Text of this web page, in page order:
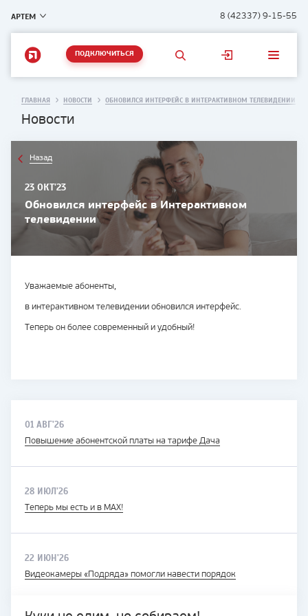
АРТЕМ 8 (42337) 9-15-55
ПОДКЛЮЧИТЬСЯ
ГЛАВНАЯ НОВОСТИ ОБНОВИЛСЯ ИНТЕРФЕЙС В ИНТЕРАКТИВНОМ ТЕЛЕВИДЕНИИ
Новости
Назад
23 ОКТ'23
Обновился интерфейс в Интерактивном
телевидении
Уважаемые абоненты,
в интерактивном телевидении обновился интерфейс.
Теперь он более современный и удобный!
01 АВГ'26
Повышение абонентской платы на тарифе Дача
28 ИЮЛ'26
Теперь мы есть и в MAX!
22 ИЮН'26
Видеокамеры «Подряда» помогли навести порядок